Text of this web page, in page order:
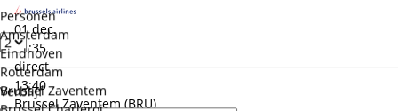
Personen
Verblijf
Amsterdam
Eindhoven
Rotterdam
Brussel Zaventem
01 dec.
11:35
direct
13:40
Brussel Zaventem (BRU)